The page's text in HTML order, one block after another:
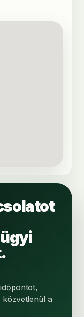
közvetlenül a